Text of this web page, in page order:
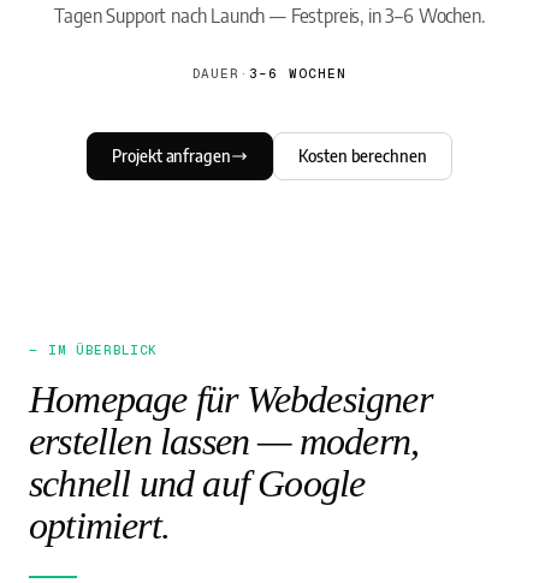
Tagen Support nach Launch — Festpreis, in 3–6 Wochen.
DAUER · 3–6 WOCHEN
Projekt anfragen Kosten berechnen
— IM ÜBERBLICK
Homepage für Webdesigner
erstellen lassen — modern,
schnell und auf Google
optimiert.